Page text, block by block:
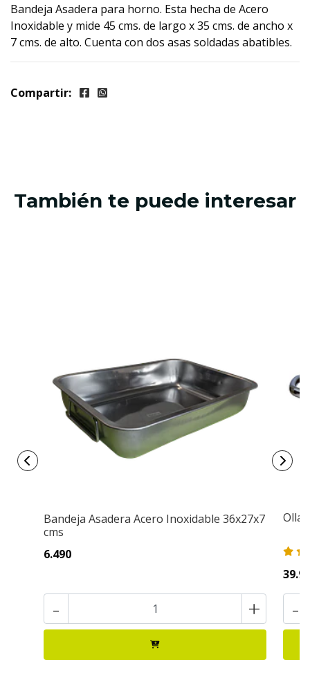
Bandeja Asadera para horno. Esta hecha de Acero
Inoxidable y mide 45 cms. de largo x 35 cms. de ancho x
7 cms. de alto. Cuenta con dos asas soldadas abatibles.
Compartir:
También te puede interesar
Bandeja Asadera Acero Inoxidable 36x27x7
cms
6.490
- +
Olla
-